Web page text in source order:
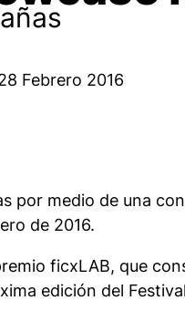
Febrero 2016
por medio de una
de 2016.
ficxLAB, que
edición del